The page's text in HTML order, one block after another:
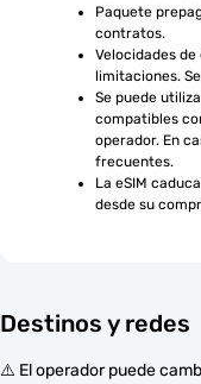
Paquete
contratos.
Velocidades
limitaciones.
Se puede
compatibles
operador. En
frecuentes.
La eSIM
desde su
Destinos y redes
⚠️ El operador puede